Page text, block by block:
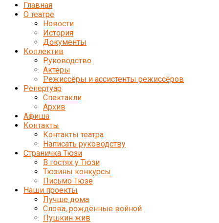
Главная
О театре
Новости
История
Документы
Коллектив
Руководство
Актёры
Режиссёры и ассистенты режиссёров
Репертуар
Спектакли
Архив
Афиша
Контакты
Контакты театра
Написать руководству
Страничка Тюзи
В гостях у Тюзи
Тюзины конкурсы
Письмо Тюзе
Наши проекты
Лучше дома
Слова, рождённые войной
Пушкин жив